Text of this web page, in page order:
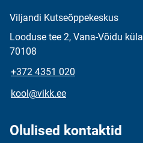
Viljandi Kutseõppekeskus
Looduse tee 2, Vana-Võidu
70108
+372 4351 020
kool@vikk.ee
Olulised kontaktid